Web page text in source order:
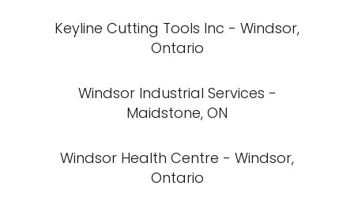
Keyline Cutting Tools Inc - Windsor,
Ontario
Windsor Industrial Services -
Maidstone, ON
Windsor Health Centre - Windsor,
Ontario